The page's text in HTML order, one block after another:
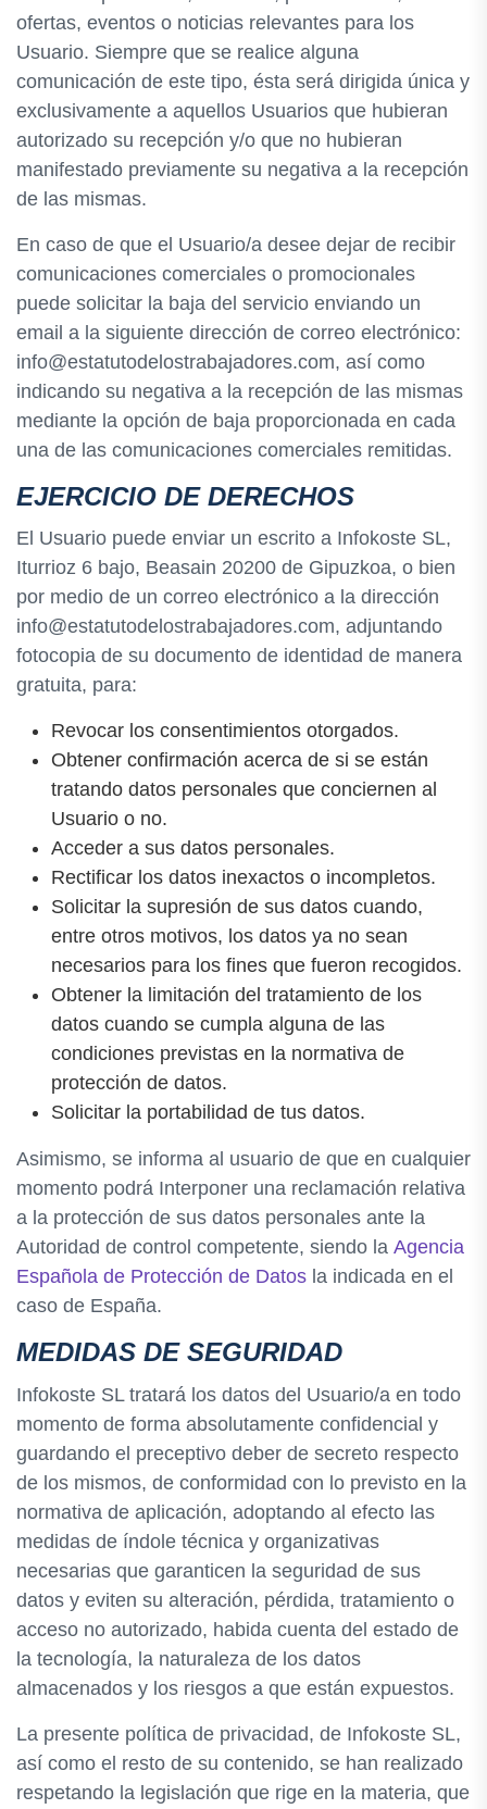
ofertas, eventos o noticias relevantes para los
Usuario. Siempre que se realice alguna
comunicación de este tipo, ésta será dirigida única y
exclusivamente a aquellos Usuarios que hubieran
autorizado su recepción y/o que no hubieran
manifestado previamente su negativa a la recepción
de las mismas.
En caso de que el Usuario/a desee dejar de recibir
comunicaciones comerciales o promocionales
puede solicitar la baja del servicio enviando un
email a la siguiente dirección de correo electrónico:
info@estatutodelostrabajadores.com, así como
indicando su negativa a la recepción de las mismas
mediante la opción de baja proporcionada en cada
una de las comunicaciones comerciales remitidas.
EJERCICIO DE DERECHOS
El Usuario puede enviar un escrito a Infokoste SL,
Iturrioz 6 bajo, Beasain 20200 de Gipuzkoa, o bien
por medio de un correo electrónico a la dirección
info@estatutodelostrabajadores.com, adjuntando
fotocopia de su documento de identidad de manera
gratuita, para:
Revocar los consentimientos otorgados.
Obtener confirmación acerca de si se están
tratando datos personales que conciernen al
Usuario o no.
Acceder a sus datos personales.
Rectificar los datos inexactos o incompletos.
Solicitar la supresión de sus datos cuando,
entre otros motivos, los datos ya no sean
necesarios para los fines que fueron recogidos.
Obtener la limitación del tratamiento de los
datos cuando se cumpla alguna de las
condiciones previstas en la normativa de
protección de datos.
Solicitar la portabilidad de tus datos.
Asimismo, se informa al usuario de que en cualquier
momento podrá Interponer una reclamación relativa
a la protección de sus datos personales ante la
Autoridad de control competente, siendo la Agencia
Española de Protección de Datos la indicada en el
caso de España.
MEDIDAS DE SEGURIDAD
Infokoste SL tratará los datos del Usuario/a en todo
momento de forma absolutamente confidencial y
guardando el preceptivo deber de secreto respecto
de los mismos, de conformidad con lo previsto en la
normativa de aplicación, adoptando al efecto las
medidas de índole técnica y organizativas
necesarias que garanticen la seguridad de sus
datos y eviten su alteración, pérdida, tratamiento o
acceso no autorizado, habida cuenta del estado de
la tecnología, la naturaleza de los datos
almacenados y los riesgos a que están expuestos.
La presente política de privacidad, de Infokoste SL,
así como el resto de su contenido, se han realizado
respetando la legislación que rige en la materia, que